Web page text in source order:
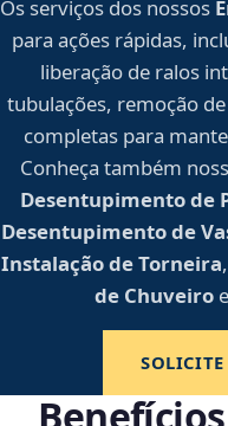
Os serviços dos nossos
para ações rápidas,
liberação de ralos
tubulações, remoção
completas para
Conheça também
Desentupimento de
Desentupimento de
Instalação de Torneira,
de Chuveiro e